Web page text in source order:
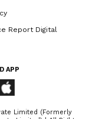
Report Digital
APP
Limited (Formerly